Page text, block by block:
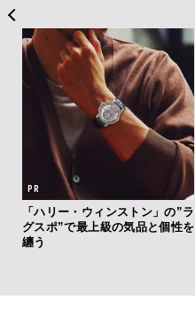
「ハリー・ウィンストン」の”ラ
グスポ”で最上級の気品と個性を
纏う